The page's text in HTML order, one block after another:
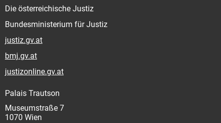
Die österreichische Justiz
Bundesministerium für Justiz
justiz.gv.at
bmj.gv.at
justizonline.gv.at
Palais Trautson
Museumstraße 7
1070 Wien